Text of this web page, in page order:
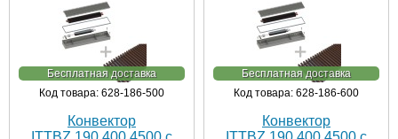
Бесплатная доставка
Код товара: 628-186-500
Конвектор
Бесплатная доставка
Код товара: 628-186-600
Конвектор